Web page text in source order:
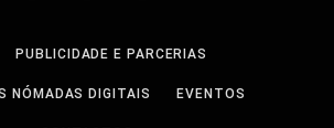
PUBLICIDADE E PARCERIAS
NÓMADAS DIGITAIS EVENTOS